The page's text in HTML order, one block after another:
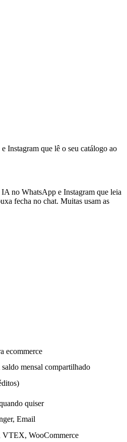
Instagram que lê o seu catálogo ao
no WhatsApp e Instagram que leia
fecha no chat. Muitas usam as
ecommerce
mensal compartilhado
quiser
Email
VTEX, WooCommerce